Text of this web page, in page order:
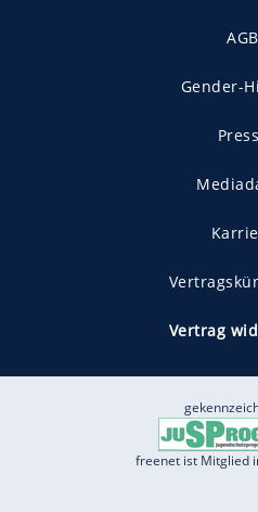
AGB
Gender-
Vertrag
freenet ist Mitglied